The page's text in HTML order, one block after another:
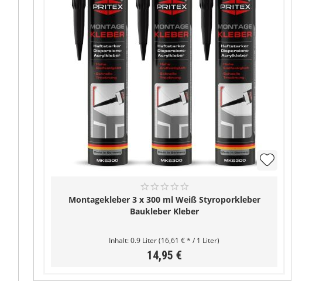
Montagekleber 3 x 300 ml Weiß Styroporkleber
Baukleber Kleber
Inhalt:0.9 Liter(16,61 € * / 1 Liter)
14,95 €